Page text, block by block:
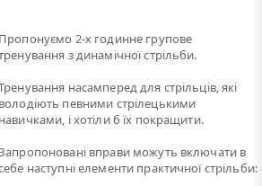
Пропонуємо 2-х годинне групове
з динамічної стрільби.
насамперед для стрільців, які
володіють певними стрілецькими
навичками, і хотіли б їх покращити.
вправи можуть включати в
наступні елементи практичної стрільби: